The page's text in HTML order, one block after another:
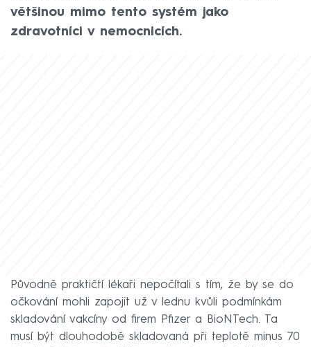
většinou mimo tento systém jako
zdravotníci v nemocnicích.
Původně praktičtí lékaři nepočítali s tím, že by se do
očkování mohli zapojit už v lednu kvůli podmínkám
skladování vakcíny od firem Pfizer a BioNTech. Ta
musí být dlouhodobě skladovaná při teplotě minus 70